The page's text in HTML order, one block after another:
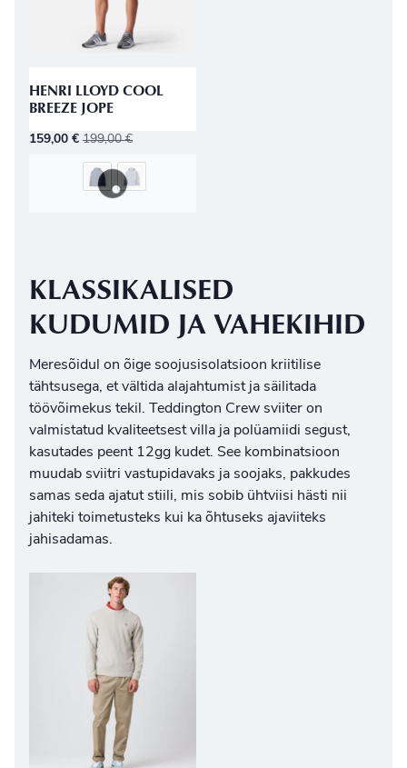
HENRI LLOYD COOL
BREEZE JOPE
159,00 € 199,00€
KLASSIKALISED
KUDUMID JA VAHEKIHID
Meresõidul on õige soojusisolatsioon kriitilise
tähtsusega, et vältida alajahtumist ja säilitada
töövõimekus tekil. Teddington Crew sviiter on
valmistatud kvaliteetsest villa ja polüamiidi segust,
kasutades peent 12gg kudet. See kombinatsioon
muudab sviitri vastupidavaks ja soojaks, pakkudes
samas seda ajatut stiili, mis sobib ühtviisi hästi nii
jahiteki toimetusteks kui ka õhtuseks ajaviiteks
jahisadamas.